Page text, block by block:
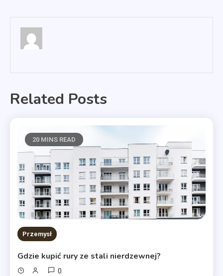
Related Posts
20 MINS READ
Przemysł
Gdzie kupić rury ze stali nierdzewnej?
0